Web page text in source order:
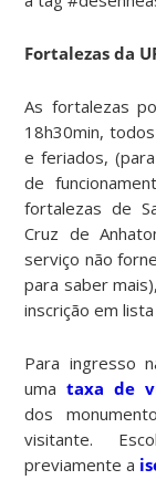
Fortalezas da
As fortalezas
18h30min,
e feriados,
de
fortalezas de
Cruz de
serviço não
para saber
inscrição em
Para ingresso
umataxa de
dos
visitante.
previamente a